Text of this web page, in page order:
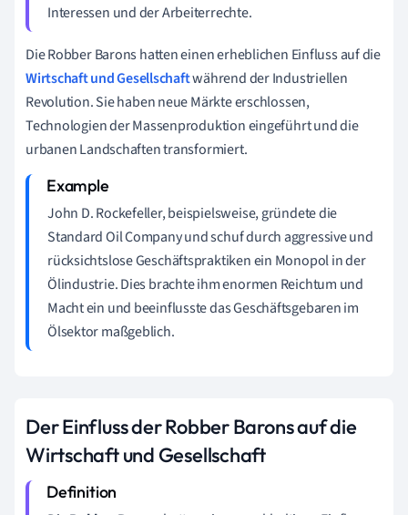
Interessen und der Arbeiterrechte.
Die Robber Barons hatten einen erheblichen Einfluss auf die
Wirtschaft und Gesellschaftwährend der Industriellen
Revolution. Sie haben neue Märkte erschlossen,
Technologien der Massenproduktion eingeführt und die
urbanen Landschaften transformiert.
John D. Rockefeller, beispielsweise, gründete die
Standard Oil Company und schuf durch aggressive und
rücksichtslose Geschäftspraktiken ein Monopol in der
Ölindustrie. Dies brachte ihm enormen Reichtum und
Macht ein und beeinflusste das Geschäftsgebaren im
Ölsektor maßgeblich.
Der Einfluss der Robber Barons auf die
Wirtschaft und Gesellschaft